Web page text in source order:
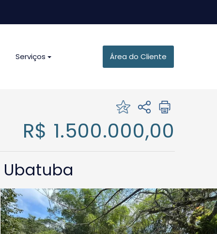
Serviços Área do Cliente
R$ 1.500.000,00